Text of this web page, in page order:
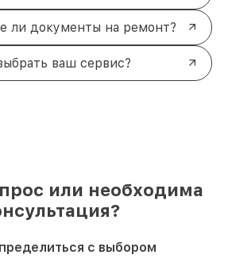
ли документы на ремонт?
ваш сервис?
или необходима
с выбором